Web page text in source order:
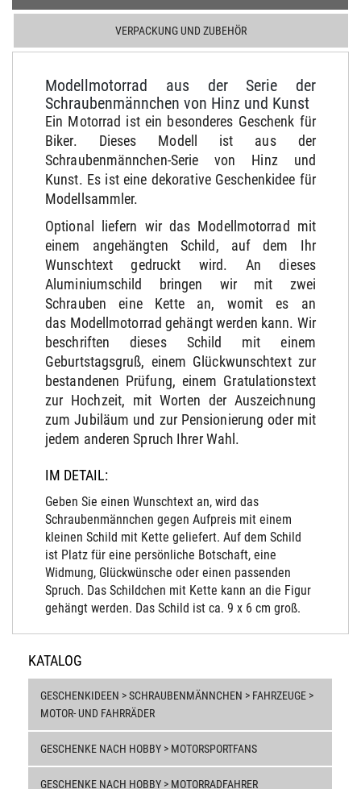
VERPACKUNG UND ZUBEHÖR
Modellmotorrad aus der Serie der
Schraubenmännchen von Hinz und Kunst
Ein Motorrad ist ein besonderes Geschenk für
Biker. Dieses Modell ist aus der
Schraubenmännchen-Serie von Hinz und
Kunst. Es ist eine dekorative Geschenkidee für
Modellsammler.
Optional liefern wir das Modellmotorrad mit
einem angehängten Schild, auf dem Ihr
Wunschtext gedruckt wird. An dieses
Aluminiumschild bringen wir mit zwei
Schrauben eine Kette an, womit es an
das Modellmotorrad gehängt werden kann. Wir
beschriften dieses Schild mit einem
Geburtstagsgruß, einem Glückwunschtext zur
bestandenen Prüfung, einem Gratulationstext
zur Hochzeit, mit Worten der Auszeichnung
zum Jubiläum und zur Pensionierung oder mit
jedem anderen Spruch Ihrer Wahl.
IM DETAIL:
Geben Sie einen Wunschtext an, wird das
Schraubenmännchen gegen Aufpreis mit einem
kleinen Schild mit Kette geliefert. Auf dem Schild
ist Platz für eine persönliche Botschaft, eine
Widmung, Glückwünsche oder einen passenden
Spruch. Das Schildchen mit Kette kann an die Figur
gehängt werden. Das Schild ist ca. 9 x 6 cm groß.
KATALOG
GESCHENKIDEEN > SCHRAUBENMÄNNCHEN > FAHRZEUGE >
MOTOR- UND FAHRRÄDER
GESCHENKE NACH HOBBY > MOTORSPORTFANS
GESCHENKE NACH HOBBY > MOTORRADFAHRER